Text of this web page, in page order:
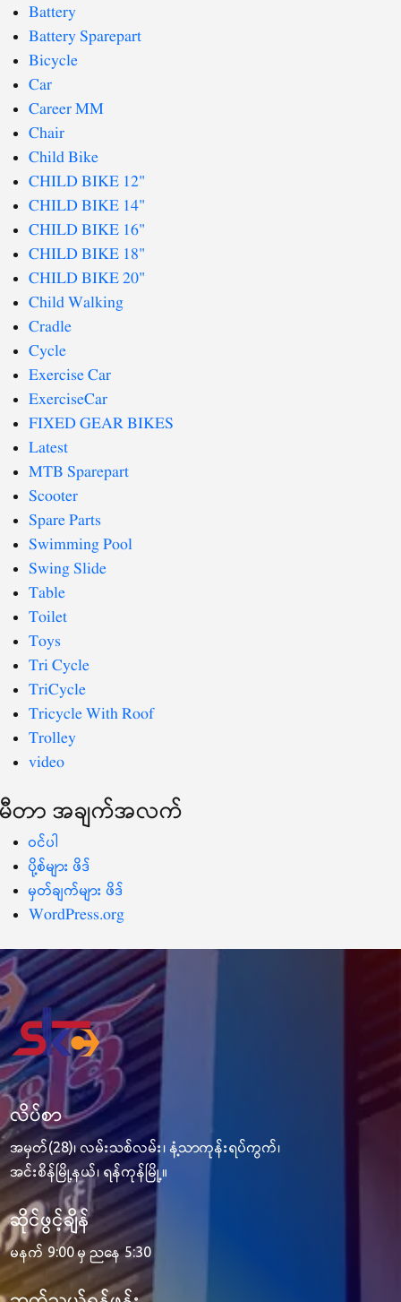
Battery
Battery Sparepart
Bicycle
Car
Career MM
Chair
Child Bike
CHILD BIKE 12"
CHILD BIKE 14"
CHILD BIKE 16"
CHILD BIKE 18"
CHILD BIKE 20"
Child Walking
Cradle
Cycle
Exercise Car
ExerciseCar
FIXED GEAR BIKES
Latest
MTB Sparepart
Scooter
Spare Parts
Swimming Pool
Swing Slide
Table
Toilet
Toys
Tri Cycle
TriCycle
Tricycle With Roof
Trolley
video
မီတာ အချက်အလက်
ဝင်ပါ
ပို့စ်များ ဖိဒ်
မှတ်ချက်များ ဖိဒ်
WordPress.org
လိပ်စာ
အမှတ်(28)၊ လမ်းသစ်လမ်း၊ နံ့သာကုန်းရပ်ကွက်၊
အင်းစိန်မြို့နယ်၊ ရန်ကုန်မြို့။
ဆိုင်ဖွင့်ချိန်
မနက် 9:00 မှ ညနေ 5:30